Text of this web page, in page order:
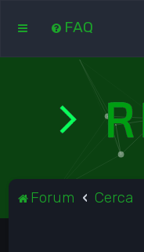
FAQ
Forum Cerca